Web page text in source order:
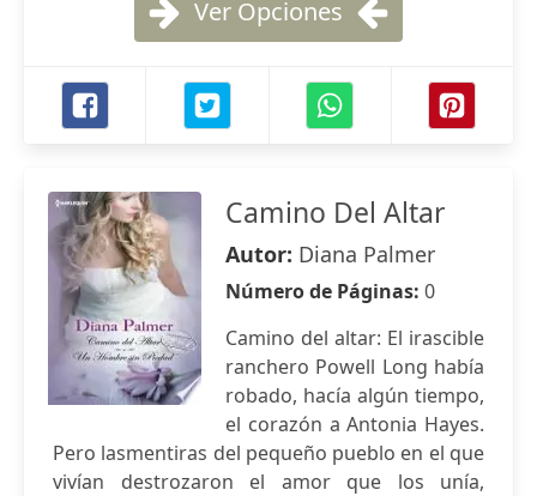
Ver Opciones
Camino Del Altar
Autor: Diana Palmer
Número de Páginas: 0
Camino del altar: El irascible
ranchero Powell Long había
robado, hacía algún tiempo,
el corazón a Antonia Hayes.
Pero lasmentiras del pequeño pueblo en el que
vivían destrozaron el amor que los unía,